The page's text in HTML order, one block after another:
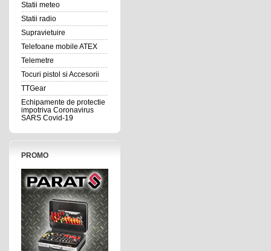
Statii meteo
Statii radio
Supravietuire
Telefoane mobile ATEX
Telemetre
Tocuri pistol si Accesorii
TTGear
Echipamente de protectie
impotriva Coronavirus
SARS Covid-19
PROMO